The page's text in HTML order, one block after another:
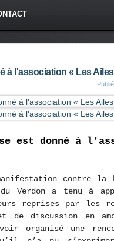
à l'association « Les
est donné à
contre la
Verdon a tenu à
reprises par les
de discussion en
organisé une